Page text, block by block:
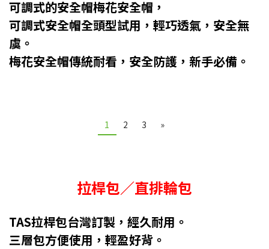
可調式的安全帽梅花安全帽，
可調式安全帽全頭型試用，輕巧透氣，安全無
虞。
梅花安全帽傳統耐看，安全防護，新手必備。
1 2 3 »
拉桿包／直排輪包
TAS拉桿包台灣訂製，經久耐用。
三層包方便使用，輕盈好背。